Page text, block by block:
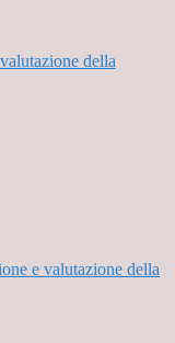
della
e valutazione della